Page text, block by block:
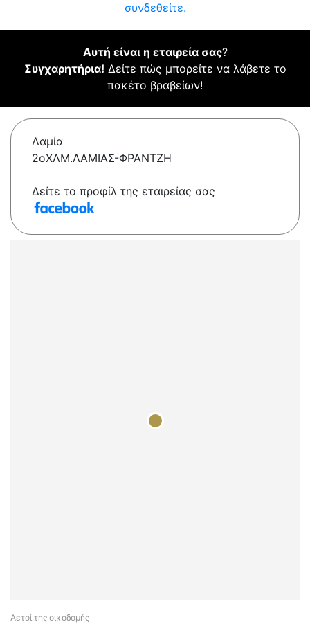
συνδεθείτε.
Αυτή είναι η εταιρεία σας?
Συγχαρητήρια! Δείτε πώς μπορείτε να λάβετε το
πακέτο βραβείων!
Λαμία
2οΧΛΜ.ΛΑΜΙΑΣ-ΦΡΑΝΤΖΗ
Δείτε το προφίλ της εταιρείας σας
Αετοί της οικοδομής